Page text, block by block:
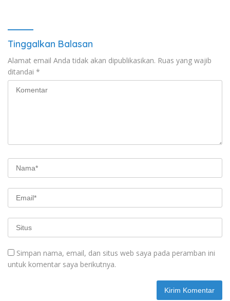
Tinggalkan Balasan
Alamat email Anda tidak akan dipublikasikan. Ruas yang wajib
ditandai *
Simpan nama, email, dan situs web saya pada peramban ini
untuk komentar saya berikutnya.